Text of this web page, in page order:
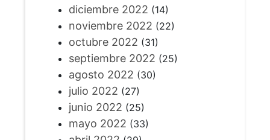
diciembre 2022 (14)
noviembre 2022 (22)
octubre 2022 (31)
septiembre 2022 (25)
agosto 2022 (30)
julio 2022 (27)
junio 2022 (25)
mayo 2022 (33)